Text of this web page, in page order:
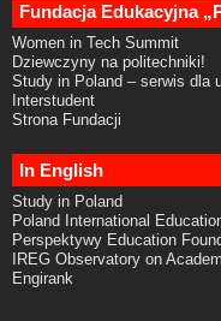
Fundacja Edukacyjna
Women in Tech Summit
Dziewczyny na politechniki!
Study in Poland – serwis dla
Interstudent
Strona Fundacji
In English
Study in Poland
Poland International
Perspektywy Education
IREG Observatory on
Engirank